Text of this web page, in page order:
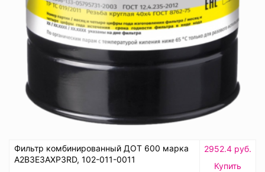
Фильтр комбинированный ДОТ 600 марка
А2В3Е3АХР3RD, 102-011-0011
2952.4 руб.
Купить